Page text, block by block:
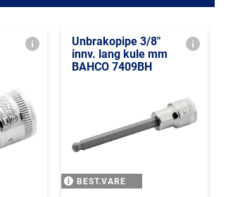
Unbrakopipe 3/8"
innv. lang kule mm
BAHCO 7409BH
BEST.VARE